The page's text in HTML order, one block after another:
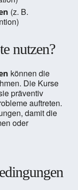
(z. B.
nutzen?
können die
Die Kurse
präventiv
auftreten.
damit die
oder